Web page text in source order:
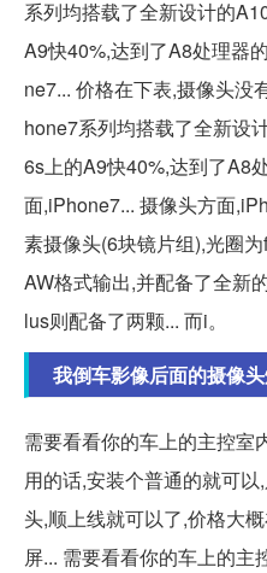
系列均搭载了全新设计的
A9快40%,达到了A8处理器
ne7... 价格在下表,摄像头没
hone7系列均搭载了全新设
6s上的A9快40%,达到了A8
面,iPhone7... 摄像头方面
素摄像头(6块镜片组),光圈
AW格式输出,并配备了全新
lus则配备了两颗... 而i。
我倒车影像后面的摄像
需要看看你的车上的主控室
用的话,安装个普通的就可
头,顺上线就可以了,价格大
屏... 需要看看你的车上的主